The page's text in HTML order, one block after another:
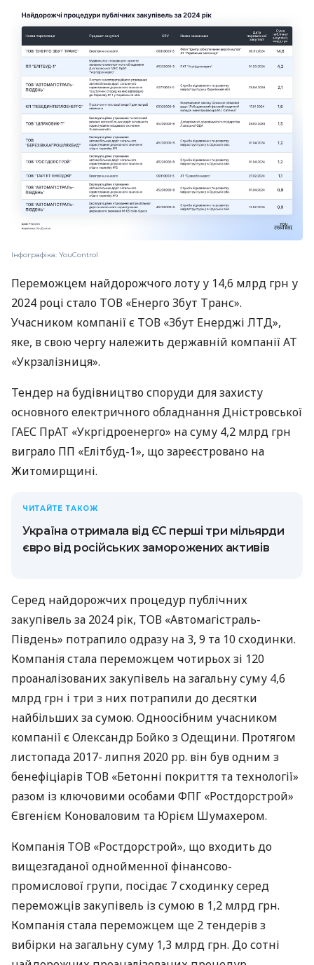
Інфографіка: YouControl
Переможцем найдорожчого лоту у 14,6 млрд грн у
2024 році стало ТОВ «Енерго Збут Транс».
Учасником компанії є ТОВ «Збут Енерджі ЛТД»,
яке, в свою чергу належить державній компанії АТ
«Укрзалізниця».
Тендер на будівництво споруди для захисту
основного електричного обладнання Дністровської
ГАЕС ПрАТ «Укргідроенерго» на суму 4,2 млрд грн
виграло ПП «Елітбуд-1», що зареєстровано на
Житомирщині.
ЧИТАЙТЕ ТАКОЖ
Україна отримала від ЄС перші три мільярди
євро від російських заморожених активів
Серед найдорожчих процедур публічних
закупівель за 2024 рік, ТОВ «Автомагістраль-
Південь» потрапило одразу на 3, 9 та 10 сходинки.
Компанія стала переможцем чотирьох зі 120
проаналізованих закупівель на загальну суму 4,6
млрд грн і три з них потрапили до десятки
найбільших за сумою. Одноосібним учасником
компанії є Олександр Бойко з Одещини. Протягом
листопада 2017- липня 2020 рр. він був одним з
бенефіціарів ТОВ «Бетонні покриття та технології»
разом із ключовими особами ФПГ «Ростдорстрой»
Євгенієм Коноваловим та Юрієм Шумахером.
Компанія ТОВ «Ростдорстрой», що входить до
вищезгаданої однойменної фінансово-
промислової групи, посідає 7 сходинку серед
переможців закупівель із сумою в 1,2 млрд грн.
Компанія стала переможцем ще 2 тендерів з
вибірки на загальну суму 1,3 млрд грн. До сотні